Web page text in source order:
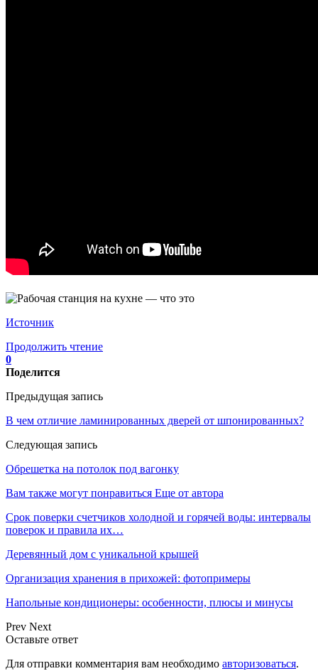
Источник
Продолжить чтение
0
Поделится
Предыдущая запись
В чем отличие ламинированных дверей от шпонированных?
Следующая запись
Обрешетка на потолок под вагонку
Вам также могут понравиться Еще от автора
Срок поверки счетчиков холодной и горячей воды: интервалы
поверок и правила их…
Деревянный дом с уникальной крышей
Организация хранения в прихожей: фотопримеры
Напольные кондиционеры: особенности, плюсы и минусы
Prev Next
Оставьте ответ
Для отправки комментария вам необходимо авторизоваться.